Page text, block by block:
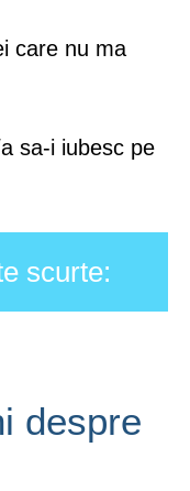
care nu ma
sa-i iubesc pe
scurte:
despre